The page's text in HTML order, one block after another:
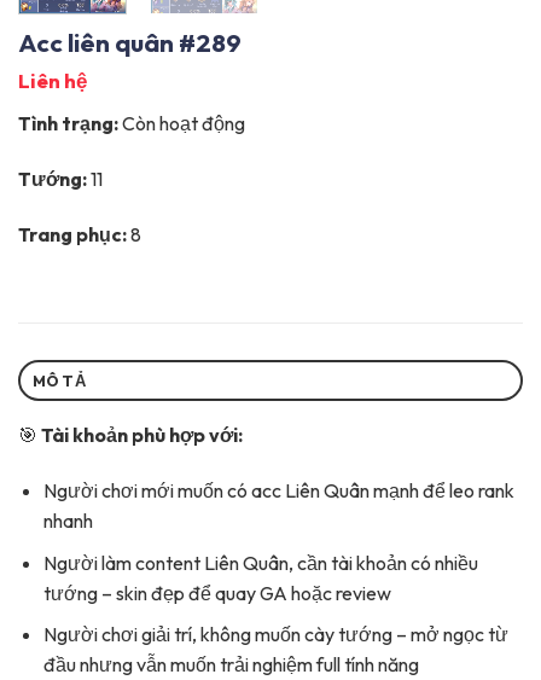
Acc liên quân #289
Liên hệ
Tình trạng:Còn hoạt động
Tướng:11
Trang phục:8
MÔ TẢ
🎯 Tài khoản phù hợp với:
Người chơi mới muốn có acc Liên Quân mạnh để leo rank
nhanh
Người làm content Liên Quân, cần tài khoản có nhiều
tướng – skin đẹp để quay GA hoặc review
Người chơi giải trí, không muốn cày tướng – mở ngọc từ
đầu nhưng vẫn muốn trải nghiệm full tính năng